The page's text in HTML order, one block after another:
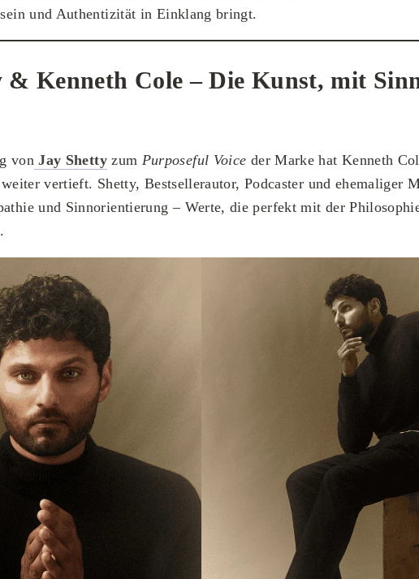
und Authentizität in Einklang bringt.
& Kenneth Cole – Die Kunst, mit
von Jay Shettyzum Purposeful Voice der Marke hat Kenneth
vertieft. Shetty, Bestsellerautor, Podcaster und ehemaliger
und Sinnorientierung – Werte, die perfekt mit der